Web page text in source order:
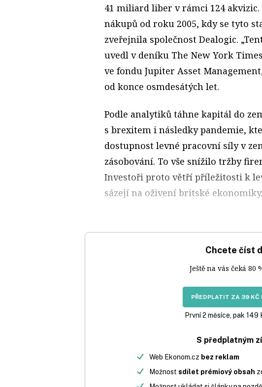
41 miliard liber v rámci 124 akvizic.
nákupů od roku 2005, kdy se tyto
zveřejnila společnost Dealogic.
uvedl v deníku The New York
ve fondu Jupiter Asset
od konce osmdesátých let.
Podle analytiků táhne kapitál do
s brexitem i následky pandemie,
dostupnost levné pracovní síly v
zásobování. To vše snížilo tržby
Investoři proto větří příležitosti k
sázejí na oživení britské ekonomiky.
Chcete číst
Ještě na vás čeká 80
PŘEDPLATIT ZA 39 KČ
První 2 měsíce, pak 149
S předplatným
Web Ekonom.cz bez reklam
Možnost sdílet prémiový obsah